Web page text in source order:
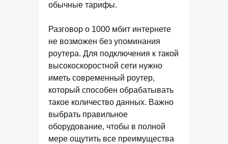
обычные тарифы.
Разговор о 1000 мбит интернете
не возможен без упоминания
роутера. Для подключения к такой
высокоскоростной сети нужно
иметь современный роутер,
который способен обрабатывать
такое количество данных. Важно
выбрать правильное
оборудование, чтобы в полной
мере ощутить все преимущества